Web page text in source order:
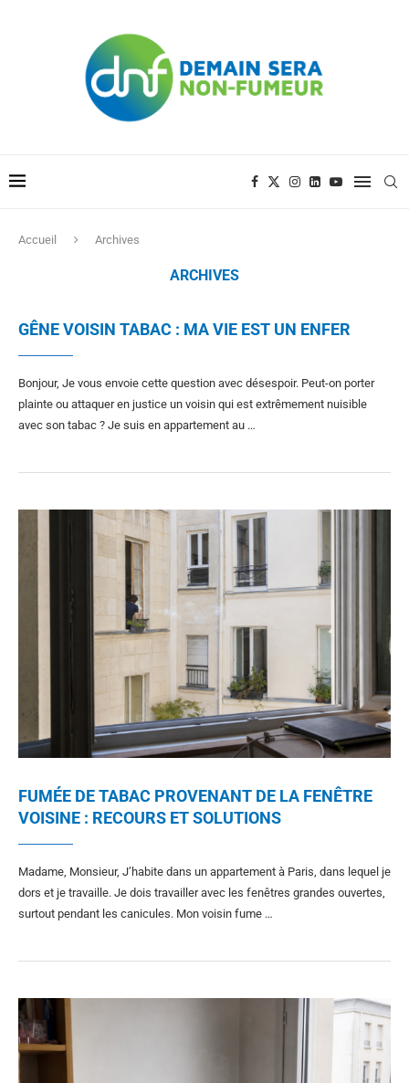
Accueil Archives
ARCHIVES
GÊNE VOISIN TABAC : MA VIE EST UN ENFER
Bonjour, Je vous envoie cette question avec désespoir. Peut-on porter
plainte ou attaquer en justice un voisin qui est extrêmement nuisible
avec son tabac ? Je suis en appartement au …
FUMÉE DE TABAC PROVENANT DE LA FENÊTRE
VOISINE : RECOURS ET SOLUTIONS
Madame, Monsieur, J’habite dans un appartement à Paris, dans lequel je
dors et je travaille. Je dois travailler avec les fenêtres grandes ouvertes,
surtout pendant les canicules. Mon voisin fume …